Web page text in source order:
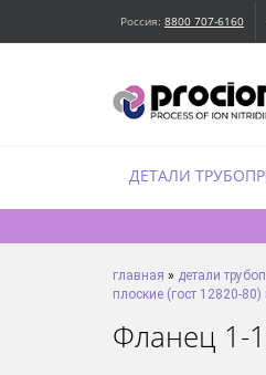
Россия: 8800 707-6160
ДЕТАЛИ
главная » детали
плоские (гост 12820-
Фланец 1-